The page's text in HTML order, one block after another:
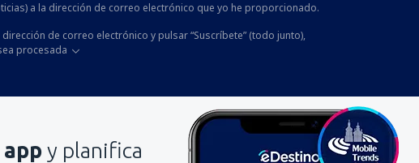
a la dirección de correo electrónico que yo he proporcionado.
de correo electrónico y pulsar “Suscríbete” (todo junto),
procesada
y planifica